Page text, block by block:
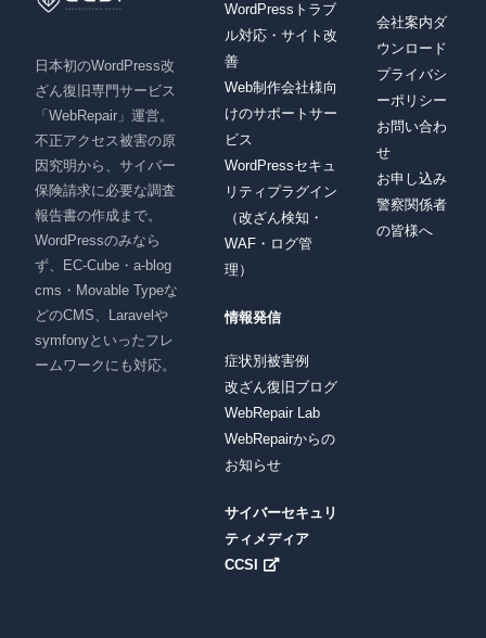
日本初のWordPress改
ざん復旧専門サービス
「WebRepair」運営。
不正アクセス被害の原
因究明から、サイバー
保険請求に必要な調査
報告書の作成まで。
WordPressのみなら
ず、EC-Cube・a-blog
cms・Movable Typeな
どのCMS、Laravelや
symfonyといったフレ
ームワークにも対応。
WordPressトラブ
ル対応・サイト改
善
Web制作会社様向
けのサポートサー
ビス
WordPressセキュ
リティプラグイン
（改ざん検知・
WAF・ログ管
理）
情報発信
症状別被害例
改ざん復旧ブログ
WebRepair Lab
WebRepairからの
お知らせ
サイバーセキュリ
ティメディア
CCSI
会社案内ダ
ウンロード
プライバシ
ーポリシー
お問い合わ
せ
お申し込み
警察関係者
の皆様へ